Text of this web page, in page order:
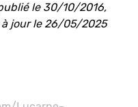
le 30/10/2016,
jour le 26/05/2025